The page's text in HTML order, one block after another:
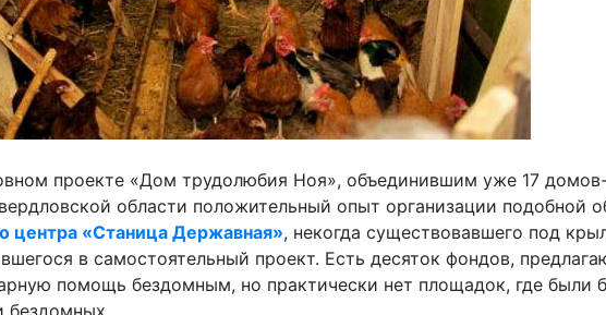
проекте «Дом трудолюбия Ноя», объединившим уже 17
области положительный опыт организации подобной
центра «Станица Державная», некогда существовавшего под
в самостоятельный проект. Есть десяток фондов,
помощь бездомным, но практически нет площадок, где были
бездомных.